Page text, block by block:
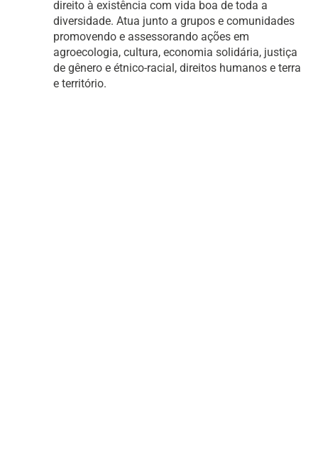
direito à existência com vida boa de toda a
diversidade. Atua junto a grupos e comunidades
promovendo e assessorando ações em
agroecologia, cultura, economia solidária, justiça
de gênero e étnico-racial, direitos humanos e terra
e território.